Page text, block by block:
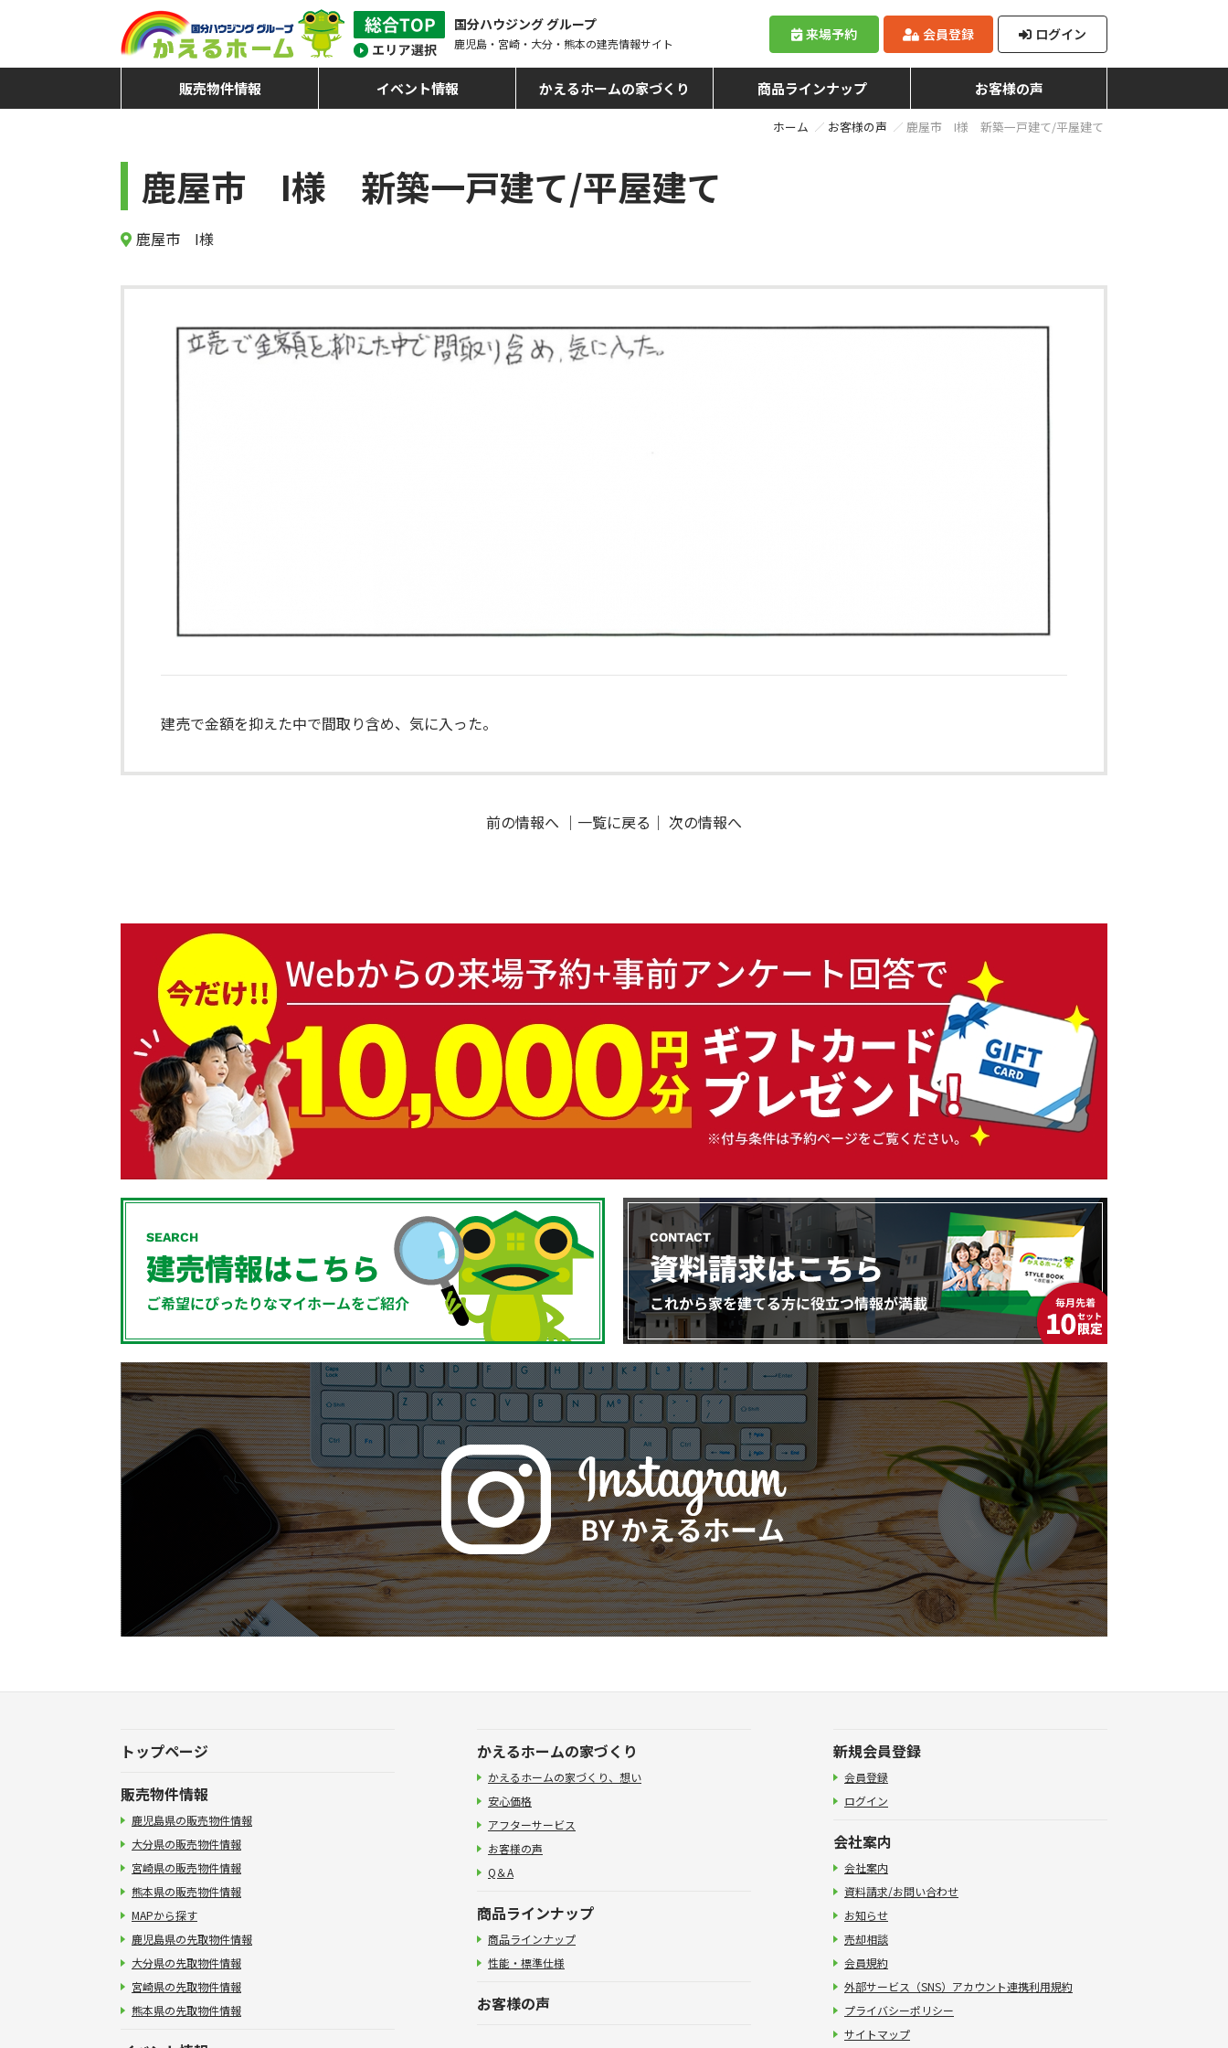
国分ハウジング グループ
鹿児島・宮崎・大分・熊本の建売情報サイト
来場予約 会員登録 ログイン
販売物件情報 イベント情報 かえるホームの家づくり 商品ラインナップ お客様の声
ホーム お客様の声 鹿屋市 I様 新築一戸建て/平屋建て
鹿屋市 I様 新築一戸建て/平屋建て
鹿屋市 I様
建売で金額を抑えた中で間取り含め、気に入った。
前の情報へ ｜ 一覧に戻る ｜ 次の情報へ
トップページ
販売物件情報
鹿児島県の販売物件情報
大分県の販売物件情報
宮崎県の販売物件情報
熊本県の販売物件情報
MAPから探す
鹿児島県の先取物件情報
大分県の先取物件情報
宮崎県の先取物件情報
熊本県の先取物件情報
かえるホームの家づくり
かえるホームの家づくり、想い
安心価格
アフターサービス
お客様の声
Q＆A
商品ラインナップ
商品ラインナップ
性能・標準仕様
お客様の声
新規会員登録
会員登録
ログイン
会社案内
会社案内
資料請求/お問い合わせ
お知らせ
売却相談
会員規約
外部サービス（SNS）アカウント連携利用規約
プライバシーポリシー
サイトマップ